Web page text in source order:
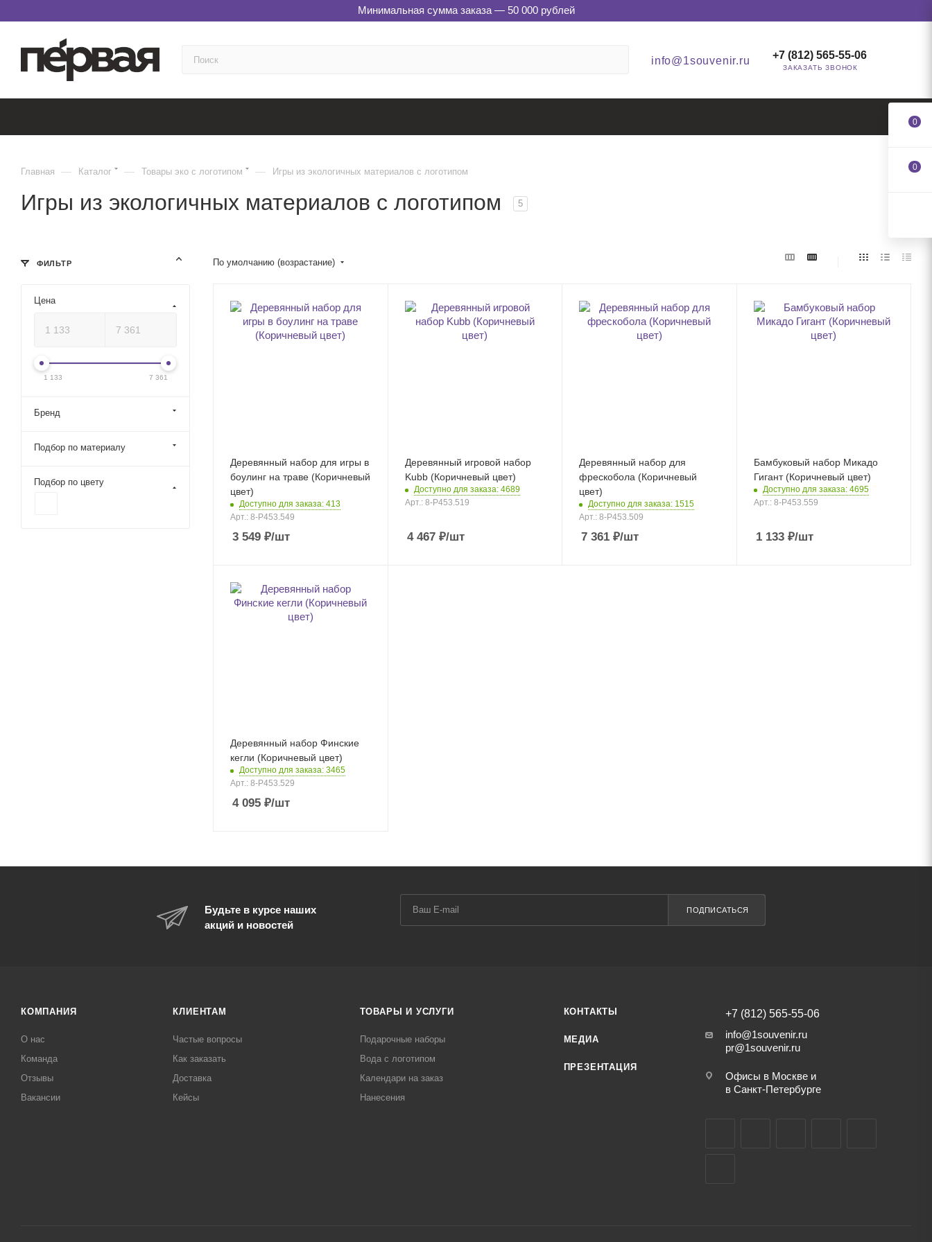
Минимальная сумма заказа — 50 000 рублей
info@1souvenir.ru +7 (812) 565-55-06
ЗАКАЗАТЬ ЗВОНОК
Главная — Каталог — Товары эко с логотипом — Игры из экологичных материалов с логотипом
Игры из экологичных материалов с логотипом 5
По умолчанию (возрастание)
Деревянный набор для игры в
боулинг на траве (Коричневый
цвет)
Доступно для заказа: 413
Арт.: 8-P453.549
3 549 ₽/шт
Деревянный игровой набор
Kubb (Коричневый цвет)
Доступно для заказа: 4689
Арт.: 8-P453.519
4 467₽/шт
Деревянный набор для
фрескобола (Коричневый
цвет)
Доступно для заказа: 1515
Арт.: 8-P453.509
7 361 ₽/шт
Бамбуковый набор Микадо
Гигант (Коричневый цвет)
Доступно для заказа: 4695
Арт.: 8-P453.559
1 133₽/шт
Деревянный набор Финские
кегли (Коричневый цвет)
Доступно для заказа: 3465
Арт.: 8-P453.529
4 095 ₽/шт
ФИЛЬТР
Цена
1 133 7 361
Бренд
Подбор по материалу
Подбор по цвету
Будьте в курсе наших
акций и новостей
ПОДПИСАТЬСЯ
КОМПАНИЯ
О нас
Команда
Отзывы
Вакансии
КЛИЕНТАМ
Частые вопросы
Как заказать
Доставка
Кейсы
ТОВАРЫ И УСЛУГИ
Подарочные наборы
Вода с логотипом
Календари на заказ
Нанесения
КОНТАКТЫ
МЕДИА
ПРЕЗЕНТАЦИЯ
+7 (812) 565-55-06
info@1souvenir.ru
pr@1souvenir.ru
Офисы в Москве и
в Санкт-Петербурге
0
0